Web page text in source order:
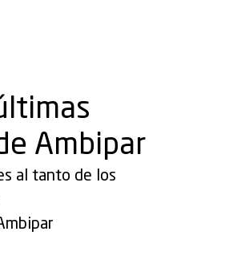
Ambipar
al tanto de los